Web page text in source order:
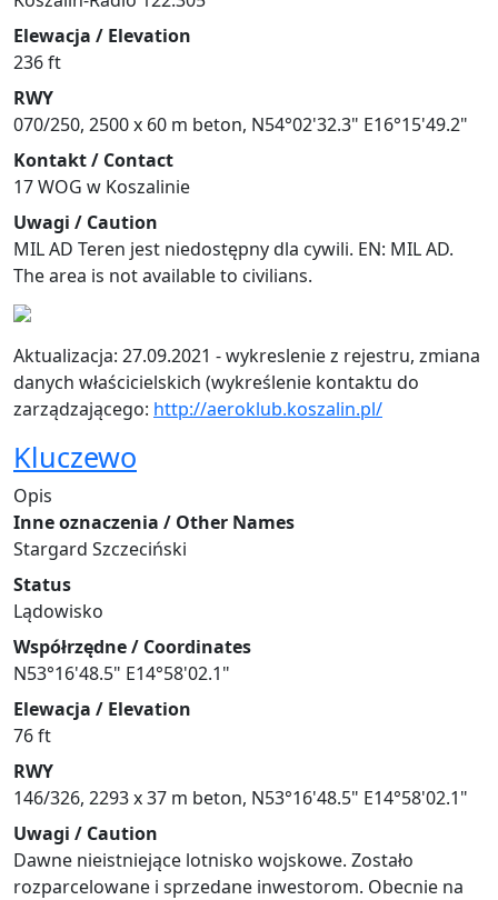
Elewacja / Elevation
236 ft
RWY
070/250, 2500 x 60 m beton, N54°02'32.3" E16°15'49.2"
Kontakt / Contact
17 WOG w Koszalinie
Uwagi / Caution
MIL AD Teren jest niedostępny dla cywili. EN: MIL AD.
The area is not available to civilians.
Aktualizacja: 27.09.2021 - wykreslenie z rejestru, zmiana
danych właścicielskich (wykreślenie kontaktu do
zarządzającego: http://aeroklub.koszalin.pl/
Kluczewo
Opis
Inne oznaczenia / Other Names
Stargard Szczeciński
Status
Lądowisko
Współrzędne / Coordinates
N53°16'48.5" E14°58'02.1"
Elewacja / Elevation
76 ft
RWY
146/326, 2293 x 37 m beton, N53°16'48.5" E14°58'02.1"
Uwagi / Caution
Dawne nieistniejące lotnisko wojskowe. Zostało
rozparcelowane i sprzedane inwestorom. Obecnie na